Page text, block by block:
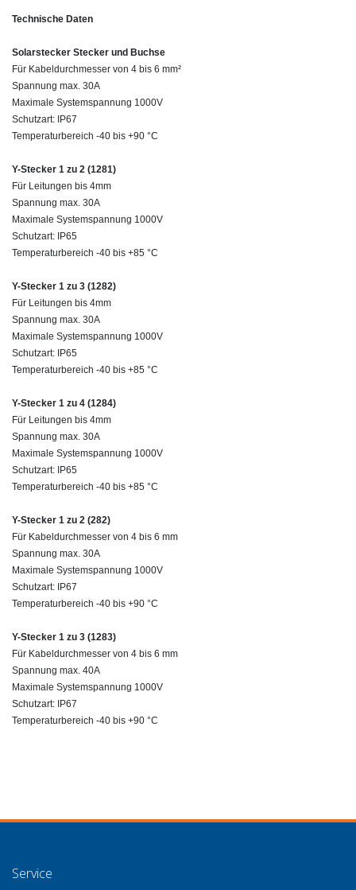
Technische Daten
Solarstecker Stecker und Buchse
Für Kabeldurchmesser von 4 bis 6 mm²
Spannung max. 30A
Maximale Systemspannung 1000V
Schutzart: IP67
Temperaturbereich -40 bis +90 °C
Y-Stecker 1 zu 2 (1281)
Für Leitungen bis 4mm
Spannung max. 30A
Maximale Systemspannung 1000V
Schutzart: IP65
Temperaturbereich -40 bis +85 °C
Y-Stecker 1 zu 3 (1282)
Für Leitungen bis 4mm
Spannung max. 30A
Maximale Systemspannung 1000V
Schutzart: IP65
Temperaturbereich -40 bis +85 °C
Y-Stecker 1 zu 4 (1284)
Für Leitungen bis 4mm
Spannung max. 30A
Maximale Systemspannung 1000V
Schutzart: IP65
Temperaturbereich -40 bis +85 °C
Y-Stecker 1 zu 2 (282)
Für Kabeldurchmesser von 4 bis 6 mm
Spannung max. 30A
Maximale Systemspannung 1000V
Schutzart: IP67
Temperaturbereich -40 bis +90 °C
Y-Stecker 1 zu 3 (1283)
Für Kabeldurchmesser von 4 bis 6 mm
Spannung max. 40A
Maximale Systemspannung 1000V
Schutzart: IP67
Temperaturbereich -40 bis +90 °C
Service